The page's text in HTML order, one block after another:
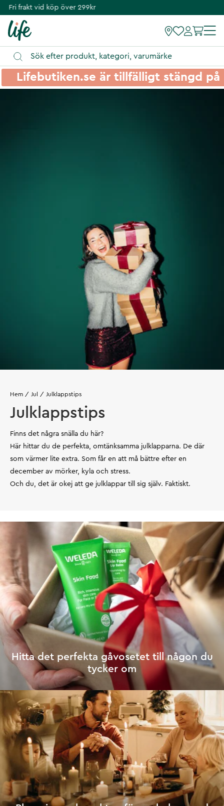
Fri frakt vid köp över 299kr
Lifebutiken.se är tillfälligt stängd
Hem Jul Julklappstips
Julklappstips
Finns det några snälla du här?
Här hittar du de perfekta, omtänksamma julklapparna. De där
som värmer lite extra. Som får en att må bättre efter en
december av mörker, kyla och stress.
Och du, det är okej att ge julklappar till sig själv. Faktiskt.
Hitta det perfekta gåvosetet till någon du
tycker om